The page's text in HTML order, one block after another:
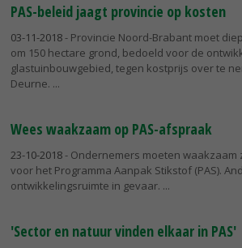
PAS-beleid jaagt provincie op kosten
03-11-2018- Provincie Noord-Brabant moet
om 150 hectare grond, bedoeld voor de
glastuinbouwgebied, tegen kostprijs over te
Deurne.
Wees waakzaam op PAS-afspraak
23-10-2018- Ondernemers moeten waakzaam
voor het Programma Aanpak Stikstof (PAS).
ontwikkelingsruimte in gevaar.
'Sector en natuur vinden elkaar in PAS'